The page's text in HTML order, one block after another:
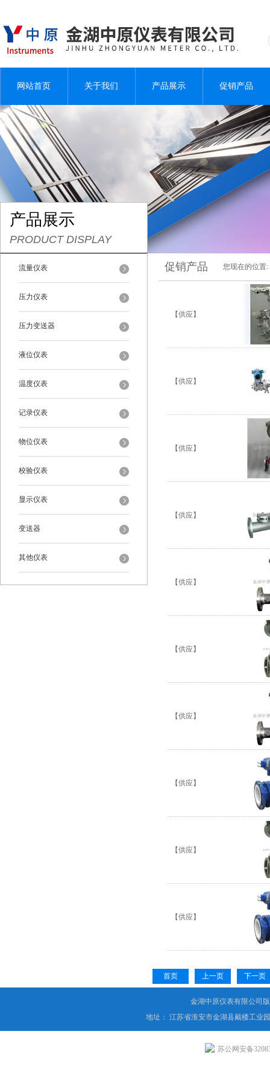
网站首页 关于我们 产品展示 促销产品
产品展示
PRODUCT DISPLAY
流量仪表
压力仪表
压力变送器
液位仪表
温度仪表
记录仪表
物位仪表
校验仪表
显示仪表
变送器
其他仪表
促销产品 您现在的位置:
【供应】
【供应】
【供应】
【供应】
【供应】
【供应】
【供应】
【供应】
【供应】
【供应】
首页 上一页 下一页
金湖中原仪表有限公司
地址： 江苏省淮安市金湖县戴楼工业
苏公网安备